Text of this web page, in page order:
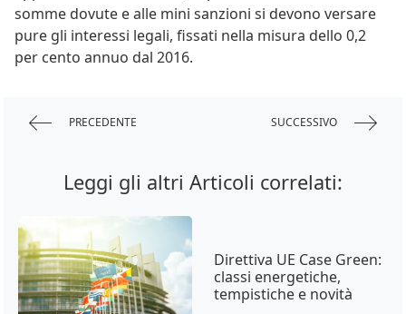
somme dovute e alle mini sanzioni si devono versare
pure gli interessi legali, fissati nella misura dello 0,2
per cento annuo dal 2016.
PRECEDENTE SUCCESSIVO
Leggi gli altri Articoli correlati:
Direttiva UE Case Green:
classi energetiche,
tempistiche e novità